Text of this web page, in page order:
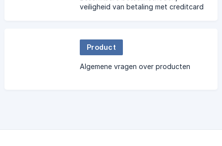
veiligheid van betaling met creditcard
Product
Algemene vragen over producten